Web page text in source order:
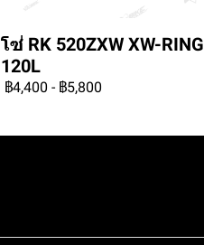
โซ่ RK 520ZXW XW-RING
120L
฿4,400 - ฿5,800